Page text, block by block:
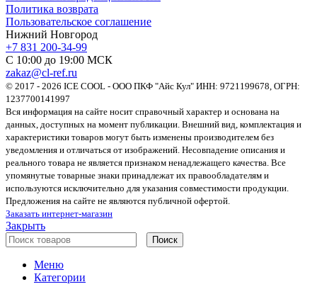
Политика возврата
Пользовательское соглашение
Нижний Новгород
+7 831 200-34-99
С 10:00 до 19:00 МСК
zakaz@cl-ref.ru
© 2017 - 2026 ICE COOL - ООО ПКФ "Айс Кул" ИНН: 9721199678, ОГРН:
1237700141997
Вся информация на сайте носит справочный характер и основана на
данных, доступных на момент публикации. Внешний вид, комплектация и
характеристики товаров могут быть изменены производителем без
уведомления и отличаться от изображений. Несовпадение описания и
реального товара не является признаком ненадлежащего качества. Все
упомянутые товарные знаки принадлежат их правообладателям и
используются исключительно для указания совместимости продукции.
Предложения на сайте не являются публичной офертой.
Заказать интернет-магазин
Закрыть
Поиск
Меню
Категории